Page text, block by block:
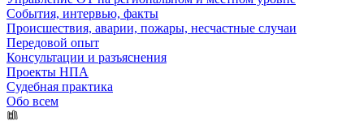
События, интервью, факты
Происшествия, аварии, пожары, несчастные случаи
Передовой опыт
Консультации и разъяснения
Проекты НПА
Судебная практика
Обо всем